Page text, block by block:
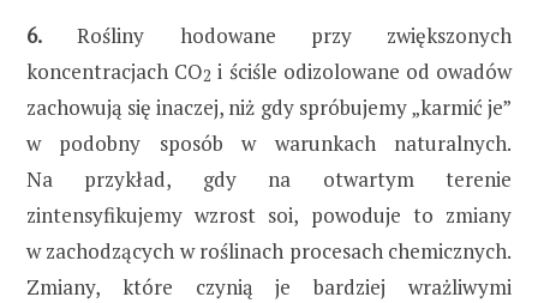
6. Rośliny hodowane przy zwiększonych
koncentracjach CO2 i ściśle odizolowane od owadów
zachowują się inaczej, niż gdy spróbujemy „karmić je”
w podobny sposób w warunkach naturalnych.
Na przykład, gdy na otwartym terenie
zintensyfikujemy wzrost soi, powoduje to zmiany
w zachodzących w roślinach procesach chemicznych.
Zmiany, które czynią je bardziej wrażliwymi